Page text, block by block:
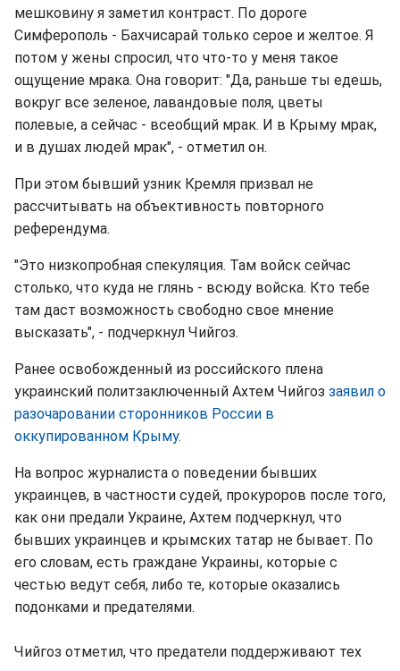
мешковину я заметил контраст. По дороге
Симферополь - Бахчисарай только серое и желтое. Я
потом у жены спросил, что что-то у меня такое
ощущение мрака. Она говорит: "Да, раньше ты едешь,
вокруг все зеленое, лавандовые поля, цветы
полевые, а сейчас - всеобщий мрак. И в Крыму мрак,
и в душах людей мрак", - отметил он.
При этом бывший узник Кремля призвал не
рассчитывать на объективность повторного
референдума.
"Это низкопробная спекуляция. Там войск сейчас
столько, что куда не глянь - всюду войска. Кто тебе
там даст возможность свободно свое мнение
высказать", - подчеркнул Чийгоз.
Ранее освобожденный из российского плена
украинский политзаключенный Ахтем Чийгоз заявил о
разочаровании сторонников России в
оккупированном Крыму.
На вопрос журналиста о поведении бывших
украинцев, в частности судей, прокуроров после того,
как они предали Украине, Ахтем подчеркнул, что
бывших украинцев и крымских татар не бывает. По
его словам, есть граждане Украины, которые с
честью ведут себя, либо те, которые оказались
подонками и предателями.
Чийгоз отметил, что предатели поддерживают тех